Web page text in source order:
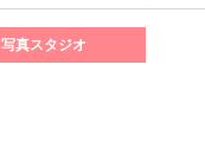
写真スタジオ